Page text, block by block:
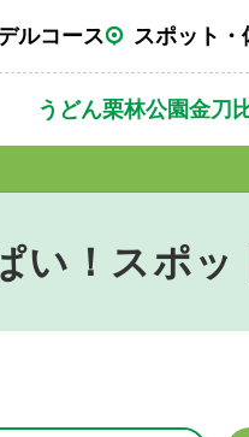
ルコース スポット・
うどん栗林公園金刀
い！スポッ